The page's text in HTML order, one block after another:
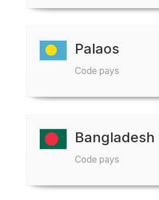
Palaos
Code pays
Bangladesh
Code pays